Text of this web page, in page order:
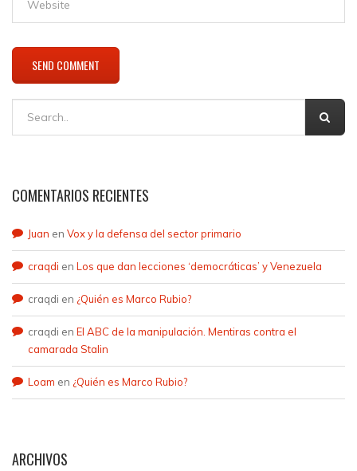
COMENTARIOS RECIENTES
Juan en Vox y la defensa del sector primario
craqdi en Los que dan lecciones ‘democráticas’ y Venezuela
craqdi en ¿Quién es Marco Rubio?
craqdi en El ABC de la manipulación. Mentiras contra el
camarada Stalin
Loam en ¿Quién es Marco Rubio?
ARCHIVOS